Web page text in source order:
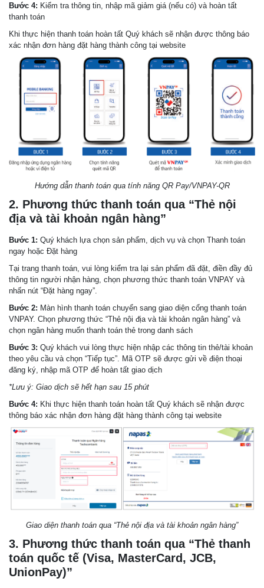
Bước 4: Kiểm tra thông tin, nhập mã giảm giá (nếu có) và hoàn tất
thanh toán
Khi thực hiện thanh toán hoàn tất Quý khách sẽ nhận được thông báo
xác nhận đơn hàng đặt hàng thành công tại website
Hướng dẫn thanh toán qua tính năng QR Pay/VNPAY-QR
2. Phương thức thanh toán qua “Thẻ nội
địa và tài khoản ngân hàng”
Bước 1: Quý khách lựa chọn sản phẩm, dịch vụ và chọn Thanh toán
ngay hoặc Đặt hàng
Tại trang thanh toán, vui lòng kiểm tra lại sản phẩm đã đặt, điền đầy đủ
thông tin người nhận hàng, chọn phương thức thanh toán VNPAY và
nhấn nút “Đặt hàng ngay”.
Bước 2: Màn hình thanh toán chuyển sang giao diện cổng thanh toán
VNPAY. Chọn phương thức “Thẻ nội địa và tài khoản ngân hàng” và
chọn ngân hàng muốn thanh toán thẻ trong danh sách
Bước 3: Quý khách vui lòng thực hiện nhập các thông tin thẻ/tài khoản
theo yêu cầu và chọn “Tiếp tục”. Mã OTP sẽ được gửi về điện thoại
đăng ký, nhập mã OTP để hoàn tất giao dịch
*Lưu ý: Giao dịch sẽ hết hạn sau 15 phút
Bước 4: Khi thực hiện thanh toán hoàn tất Quý khách sẽ nhận được
thông báo xác nhận đơn hàng đặt hàng thành công tại website
Giao diện thanh toán qua “Thẻ nội địa và tài khoản ngân hàng”
3. Phương thức thanh toán qua “Thẻ thanh
toán quốc tế (Visa, MasterCard, JCB,
UnionPay)”